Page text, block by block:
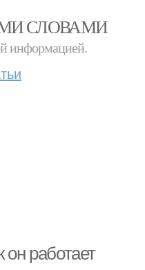
СЛОВАМИ
информацией.
он работает